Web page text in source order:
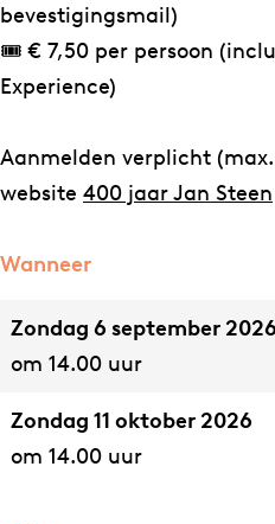
J
a
t
e
a
r
n
S
n
a
r
n
S
n
bevestigingsmail)
🎟️ € 7,50 per persoon
Experience)
Aanmelden verplicht
website 400 jaar Jan Steen
Wanneer
Zondag 6 september 2026
om 14.00 uur
Zondag 11 oktober 2026
om 14.00 uur